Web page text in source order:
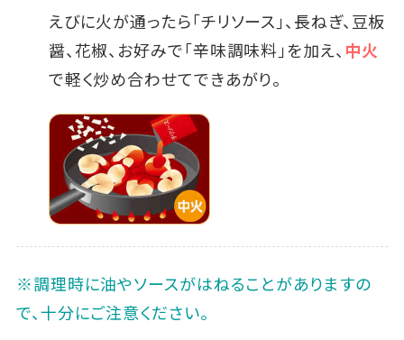
えびに火が通ったら｢チリソース｣、長ねぎ、豆板
醤、花椒、お好みで｢辛味調味料｣を加え、 中火
で軽く炒め合わせてできあがり｡
※調理時に油やソースがはねることがありますの
で、十分にご注意ください｡